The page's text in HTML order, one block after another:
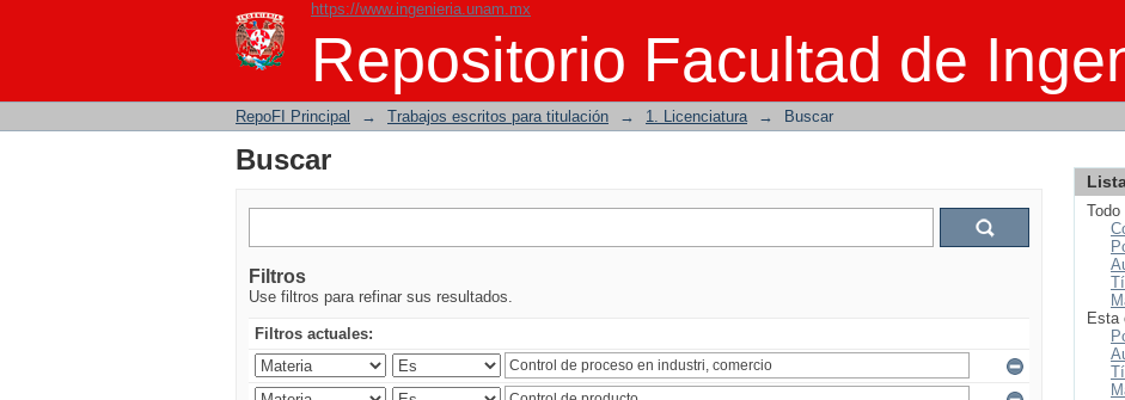
https://www.ingenieria.unam.mx
Repositorio Facultad de
Buscar
RepoFI Principal → Trabajos escritos para titulación → 1. Licenciatura → Buscar
Buscar
Filtros
Use filtros para refinar sus resultados.
Filtros actuales:
Todo
Esta